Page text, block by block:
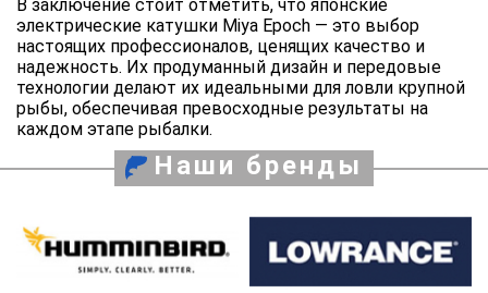
В заключение стоит отметить, что японские
электрические катушки Miya Epoch — это выбор
настоящих профессионалов, ценящих качество и
надежность. Их продуманный дизайн и передовые
технологии делают их идеальными для ловли крупной
рыбы, обеспечивая превосходные результаты на
каждом этапе рыбалки.
Наши бренды